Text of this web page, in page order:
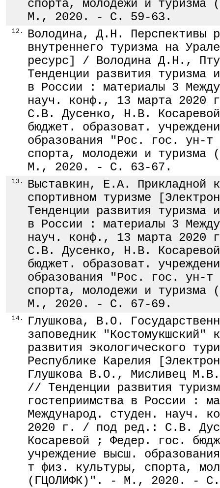
спорта, молодежи и
М., 2020. - С. 59-63.
12.
Володина, Д.Н. Перспективы
внутреннего туризма на
ресурс] / Володина Д.Н.,
Тенденции развития туризма
в России : материалы 3
науч. конф., 13 марта
С.В. Дусенко, Н.В.
бюджет. образоват.
образования "Рос. гос. ун-т
спорта, молодежи и
М., 2020. - С. 63-67.
13.
Выставкин, Е.А. Прикладной
спортивном туризме
Тенденции развития туризма
в России : материалы 3
науч. конф., 13 марта
С.В. Дусенко, Н.В.
бюджет. образоват.
образования "Рос. гос. ун-т
спорта, молодежи и
М., 2020. - С. 67-69.
14.
Глушкова, В.О.
заповедник "Костомукшский"
развития экологического
Республике Карелия
Глушкова В.О., Мисливец
// Тенденции развития
гостеприимства в России :
Международ. студен. науч.
2020 г. / под ред.: С.В.
Косаревой ; Федер. гос.
учреждение высш.
т физ. культуры, спорта,
(ГЦОЛИФК)". - М., 2020. -